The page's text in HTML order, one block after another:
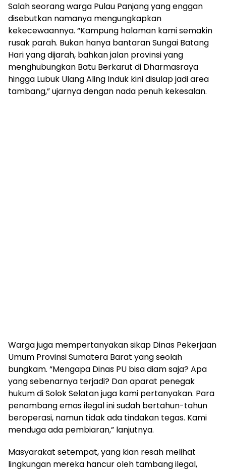
Salah seorang warga Pulau Panjang yang enggan
disebutkan namanya mengungkapkan
kekecewaannya. “Kampung halaman kami semakin
rusak parah. Bukan hanya bantaran Sungai Batang
Hari yang dijarah, bahkan jalan provinsi yang
menghubungkan Batu Berkarut di Dharmasraya
hingga Lubuk Ulang Aling Induk kini disulap jadi area
tambang,” ujarnya dengan nada penuh kekesalan.
Warga juga mempertanyakan sikap Dinas Pekerjaan
Umum Provinsi Sumatera Barat yang seolah
bungkam. “Mengapa Dinas PU bisa diam saja? Apa
yang sebenarnya terjadi? Dan aparat penegak
hukum di Solok Selatan juga kami pertanyakan. Para
penambang emas ilegal ini sudah bertahun-tahun
beroperasi, namun tidak ada tindakan tegas. Kami
menduga ada pembiaran,” lanjutnya.
Masyarakat setempat, yang kian resah melihat
lingkungan mereka hancur oleh tambang ilegal,